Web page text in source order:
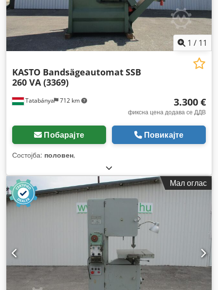
1 / 11
Tatabánya 712 km
KASTO BandsägeautomatSSB
260 VA (3369)
3.300 €
фиксна цена додава се ДДВ
Побарајте Повикајте
Состојба: половен,
Мал оглас